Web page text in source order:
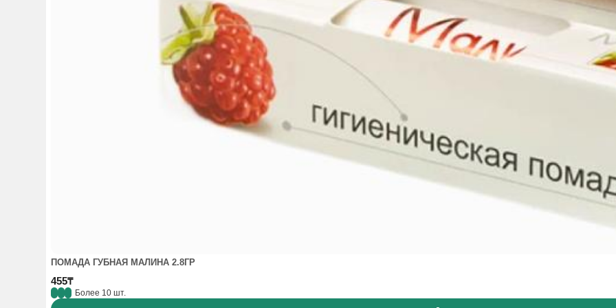
ПОМАДА ГУБНАЯ МАЛИНА 2.8ГР
455₸
Более 10 шт.